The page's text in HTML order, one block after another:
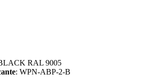
RAL 9005
: WPN-ABP-2-B